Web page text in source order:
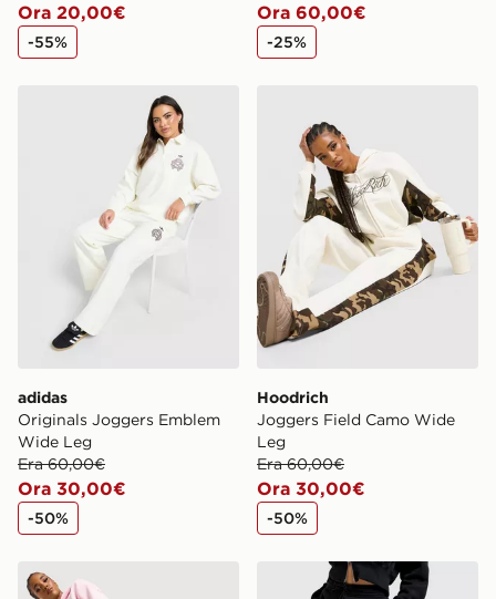
Ora 20,00€
-55%
Ora 60,00€
-25%
adidas Originals Joggers Emblem Wide Leg
adidas
Originals Joggers Emblem
Wide Leg
Era 60,00€
Ora 30,00€
-50%
Hoodrich
Joggers Field Camo Wide
Leg
Era 60,00€
Ora 30,00€
-50%
Hoodrich Joggers Field Camo Wide LegNike Pantaloni della tuta